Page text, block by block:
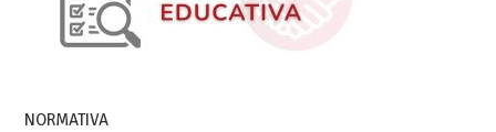
NORMATIVA